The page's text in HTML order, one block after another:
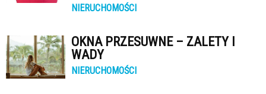
NIERUCHOMOŚCI
OKNA PRZESUWNE – ZALETY I
WADY
NIERUCHOMOŚCI